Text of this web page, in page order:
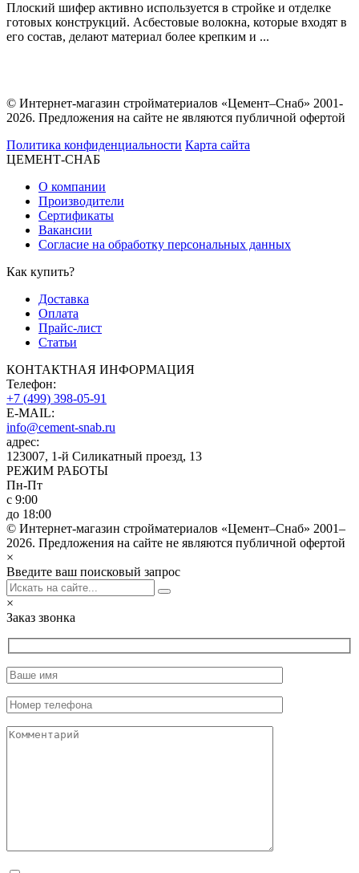
Плоский шифер активно используется в стройке и отделке
готовых конструкций. Асбестовые волокна, которые входят в
его состав, делают материал более крепким и ...
© Интернет-магазин стройматериалов «Цемент–Снаб» 2001-
2026. Предложения на сайте не являются публичной офертой
Политика конфиденциальности Карта сайта
ЦЕМЕНТ-СНАБ
О компании
Производители
Сертификаты
Вакансии
Согласие на обработку персональных данных
Как купить?
Доставка
Оплата
Прайс-лист
Статьи
КОНТАКТНАЯ ИНФОРМАЦИЯ
Телефон:
+7 (499) 398-05-91
E-MAIL:
info@cement-snab.ru
адрес:
123007, 1-й Силикатный проезд, 13
РЕЖИМ РАБОТЫ
Пн-Пт
с 9:00
до 18:00
© Интернет-магазин стройматериалов «Цемент–Снаб» 2001–
2026. Предложения на сайте не являются публичной офертой
×
Введите ваш поисковый запрос
×
Заказ звонка